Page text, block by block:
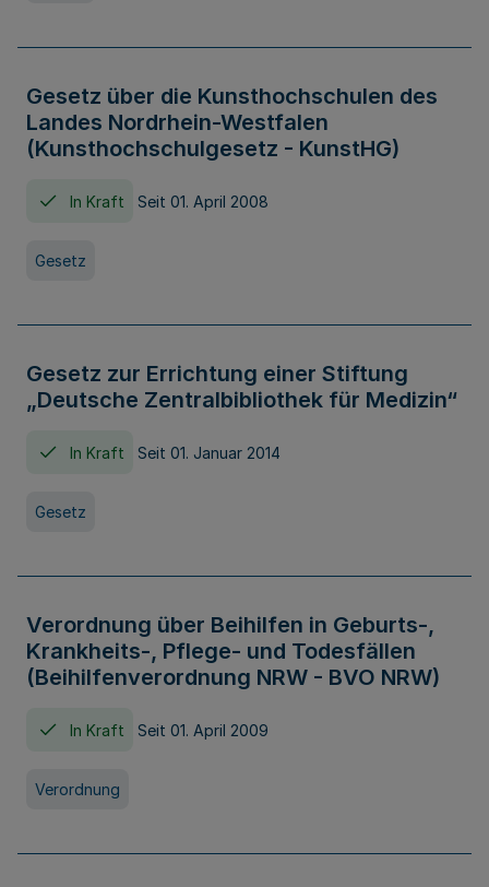
Gesetz über die Kunsthochschulen des
Landes Nordrhein-Westfalen
(Kunsthochschulgesetz - KunstHG)
In Kraft Seit 01. April 2008
Gesetz
Gesetz zur Errichtung einer Stiftung
„Deutsche Zentralbibliothek für Medizin“
In Kraft Seit 01. Januar 2014
Gesetz
Verordnung über Beihilfen in Geburts-,
Krankheits-, Pflege- und Todesfällen
(Beihilfenverordnung NRW - BVO NRW)
In Kraft Seit 01. April 2009
Verordnung